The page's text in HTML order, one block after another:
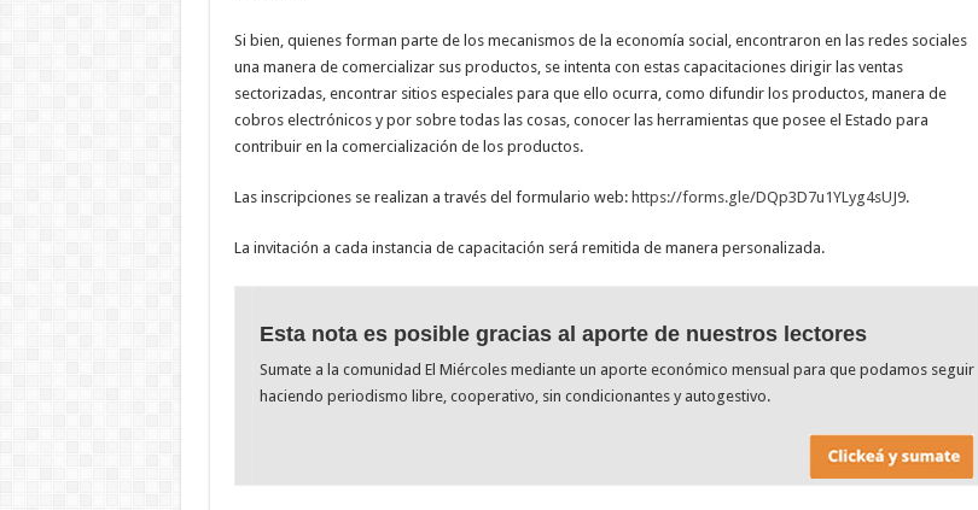
Si bien, quienes forman parte de los mecanismos de la economía social, encontraron en las redes sociales
una manera de comercializar sus productos, se intenta con estas capacitaciones dirigir las ventas
sectorizadas, encontrar sitios especiales para que ello ocurra, como difundir los productos, manera de
cobros electrónicos y por sobre todas las cosas, conocer las herramientas que posee el Estado para
contribuir en la comercialización de los productos.
Las inscripciones se realizan a través del formulario web: https://forms.gle/DQp3D7u1YLyg4sUJ9.
La invitación a cada instancia de capacitación será remitida de manera personalizada.
Esta nota es posible gracias al aporte de nuestros lectores
Sumate a la comunidad El Miércoles mediante un aporte económico mensual para que podamos seguir
haciendo periodismo libre, cooperativo, sin condicionantes y autogestivo.